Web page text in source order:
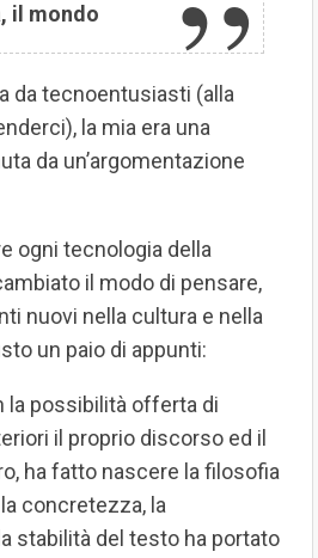
il mondo
da tecnoentusiasti (alla
la mia era una
da un’argomentazione
ogni tecnologia della
il modo di pensare,
nuovi nella cultura e nella
un paio di appunti:
la possibilità offerta di
il proprio discorso ed il
ha fatto nascere la filosofia
concretezza, la
stabilità del testo ha portato